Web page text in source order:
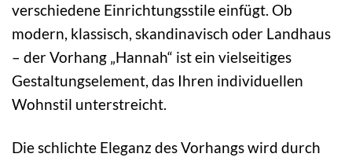
verschiedene Einrichtungsstile einfügt. Ob
modern, klassisch, skandinavisch oder Landhaus
– der Vorhang „Hannah“ ist ein vielseitiges
Gestaltungselement, das Ihren individuellen
Wohnstil unterstreicht.
Die schlichte Eleganz des Vorhangs wird durch